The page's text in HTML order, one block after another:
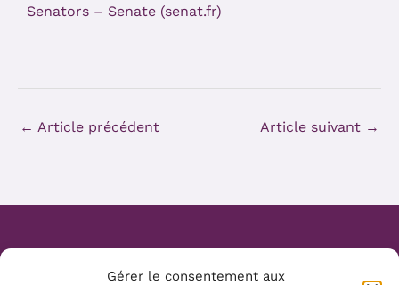
Gérer le consentement aux
Senators – Senate (senat.fr)
← Article précédent Article suivant →
Website Création :Mélanie Parmentier